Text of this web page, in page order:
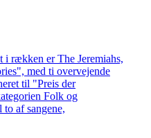
i rækken er The Jeremiahs,
med ti overvejende
til "Preis der
Folk og
af sangene,